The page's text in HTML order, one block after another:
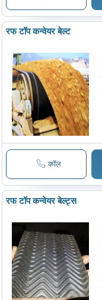
रफ टॉप कन्वेयर बेल्ट
कॉल
रफ टॉप कन्वेयर बेल्ट्स